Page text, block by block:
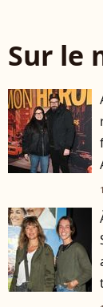
Sur le